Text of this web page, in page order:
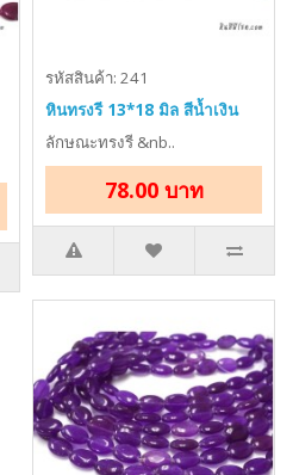
รหัสสินค้า: 241
หินทรงรี 13*18 มิล สีน้ำเงิน
ลักษณะทรงรี &nb..
78.00 บาท